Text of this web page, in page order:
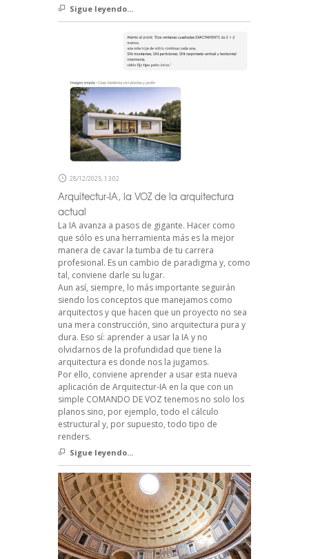
Sigue leyendo...
28/12/2025, 13:02
Arquitectur-IA, la VOZ de la arquitectura
actual
La IA avanza a pasos de gigante. Hacer como
que sólo es una herramienta más es la mejor
manera de cavar la tumba de tu carrera
profesional. Es un cambio de paradigma y, como
tal, conviene darle su lugar.
Aun así, siempre, lo más importante seguirán
siendo los conceptos que manejamos como
arquitectos y que hacen que un proyecto no sea
una mera construcción, sino arquitectura pura y
dura. Eso sí: aprender a usar la IA y no
olvidarnos de la profundidad que tiene la
arquitectura es donde nos la jugamos.
Por ello, conviene aprender a usar esta nueva
aplicación de Arquitectur-IA en la que con un
simple COMANDO DE VOZ tenemos no solo los
planos sino, por ejemplo, todo el cálculo
estructural y, por supuesto, todo tipo de
renders.
Sigue leyendo...